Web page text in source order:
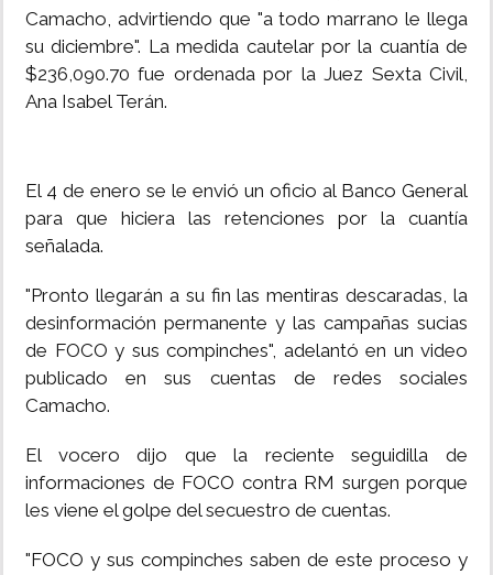
Camacho, advirtiendo que "a todo marrano le llega
su diciembre". La medida cautelar por la cuantía de
$236,090.70 fue ordenada por la Juez Sexta Civil,
Ana Isabel Terán.
El 4 de enero se le envió un oficio al Banco General
para que hiciera las retenciones por la cuantía
señalada.
"Pronto llegarán a su fin las mentiras descaradas, la
desinformación permanente y las campañas sucias
de FOCO y sus compinches", adelantó en un video
publicado en sus cuentas de redes sociales
Camacho.
El vocero dijo que la reciente seguidilla de
informaciones de FOCO contra RM surgen porque
les viene el golpe del secuestro de cuentas.
"FOCO y sus compinches saben de este proceso y